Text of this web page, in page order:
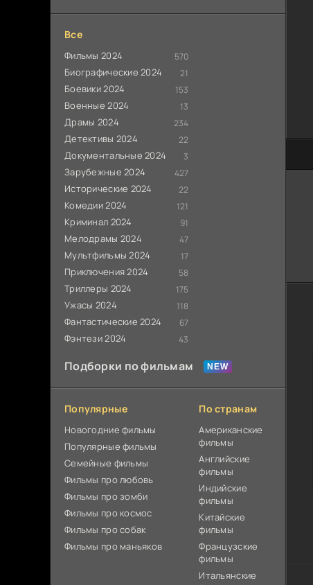
Все
Фильмы 2024 570
Биографические 2024 21
Боевики 2024 153
Военные 2024 13
Драмы 2024 234
Детективы 2024 22
Документальные 2024 3
Зарубежные 2024 427
Исторические 2024 22
Комедии 2024 121
Криминал 2024 91
Мелодрамы 2024 47
Мультфильмы 2024 17
Приключения 2024 58
Триллеры 2024 175
Ужасы 2024 118
Фантастические 2024 67
Фэнтези 2024 43
Подборки по фильмам
Популярные
Новогодние фильмы
Популярные фильмы
Cемейные фильмы
Фильмы про любовь
Фильмы про зомби
Фильмы про космос
Фильмы про собак
Фильмы про маньяков
По странам
Американские
фильмы
Английские
фильмы
Индийские
фильмы
Китайские
фильмы
Французские
фильмы
Итальянские